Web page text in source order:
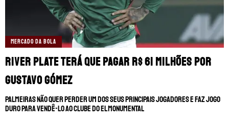
MERCADO DA BOLA
River Plate terá que pagar R$ 61 milhões por
Gustavo Gómez
Palmeiras não quer perder um dos seus principais jogadores e faz jogo
duro para vendê-lo ao clube do El Monumental